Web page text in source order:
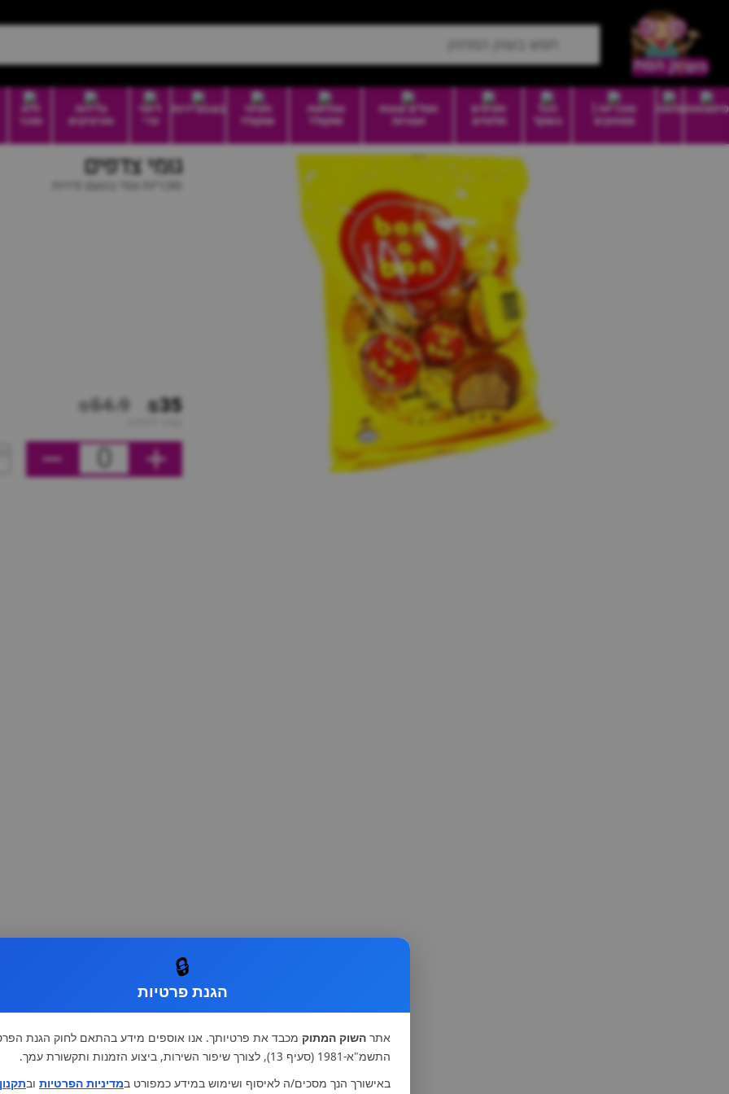
סיטונאותמזווה
סוכריות |
ממתקים
הכל
בשקל
חטיפים
מלוחים
וופלים עוגות
ועוגיות
טבלאות
שוקולד
חטיפי
שוקולד
בונבוניירות
דיוטי
פרי
גלידות
וארטיקים
ללא
סוכר
גומי צדפים
סוכריות גומי בטעם פירות
₪35
₪54.9
0
🔒
הגנת פרטיות
אתר השוק המתוק מכבד את פרטיותך. אנו אוספים מידע בהתאם לחוק הגנת
התשמ"א-1981 (סעיף 13), לצורך שיפור השירות, ביצוע הזמנות ותקשורת עמך.
באישורך הנך מסכים/ה לאיסוף ושימוש במידע כמפורט במדיניות הפרטיות ובתקנון